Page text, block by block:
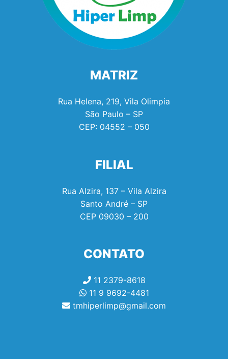
MATRIZ
Rua Helena, 219, Vila Olimpia
São Paulo – SP
CEP: 04552 – 050
FILIAL
Rua Alzira, 137 – Vila Alzira
Santo André – SP
CEP 09030 – 200
CONTATO
11 2379-8618
11 9 9692-4481
tmhiperlimp@gmail.com